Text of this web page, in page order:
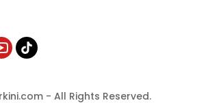
- All Rights Reserved.